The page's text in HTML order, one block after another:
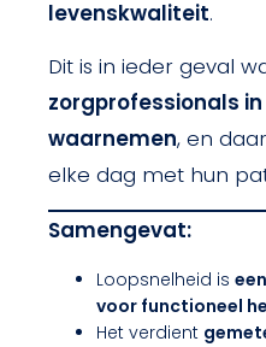
levenskwaliteit.
Dit is in ieder geval
zorgprofessionals
waarnemen, en
elke dag met hun
Samengevat:
Loopsnelheid is
voor functioneel
Het verdient